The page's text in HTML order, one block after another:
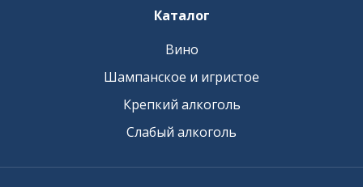
Каталог
Вино
Шампанское и игристое
Крепкий алкоголь
Слабый алкоголь